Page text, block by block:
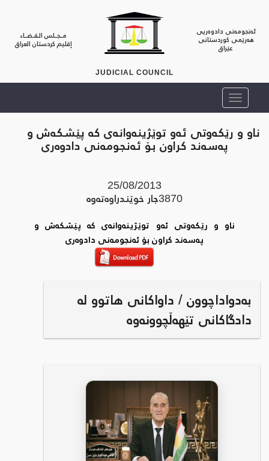
ئەنجومەنی دادوەریی
هەرێمی کوردستانی
عێراق
JUDICIAL COUNCIL
مــجــلس الـقـضــاء
إقليم كردستان العراق
ناو و رێكه‌وتی ئه‌و توێژینه‌وانه‌ی كه‌ پێشكه‌ش و
په‌سه‌ند كراون بۆ ئه‌نجومه‌نی دادوه‌ری
25/08/2013
3870جار خوێندراوه‌ته‌وه‌
ناو و رێكه‌وتی ئه‌و توێژینه‌وانه‌ی كه‌ پێشكه‌ش و
په‌سه‌ند كراون بۆ ئه‌نجومه‌نی دادوه‌ری
بەدواداچوون / داواکانی هاتوو لە
دادگاکانی تێهەڵچوونەوە